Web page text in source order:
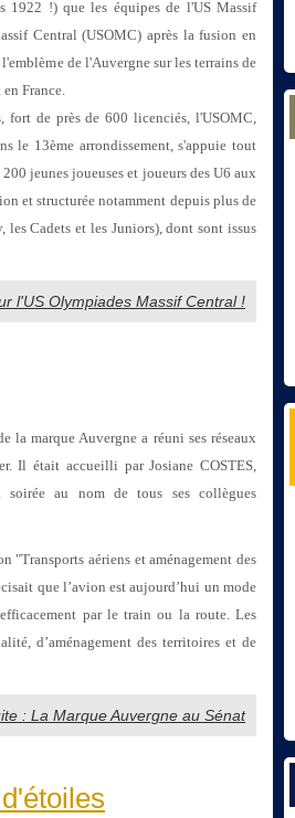
1922 !) que les équipes de l'US Massif
Central (USOMC) après la fusion en
de l'Auvergne sur les terrains de
France.
fort de près de 600 licenciés, l'USOMC,
le 13ème arrondissement, s'appuie tout
jeunes joueuses et joueurs des U6 aux
et structurée notamment depuis plus de
Cadets et les Juniors), dont sont issus
l'US Olympiades Massif Central !
la marque Auvergne a réuni ses réseaux
Il était accueilli par Josiane COSTES,
au nom de tous ses collègues
"Transports aériens et aménagement des
que l’avion est aujourd’hui un mode
par le train ou la route. Les
d’aménagement des territoires et de
: La Marque Auvergne au Sénat